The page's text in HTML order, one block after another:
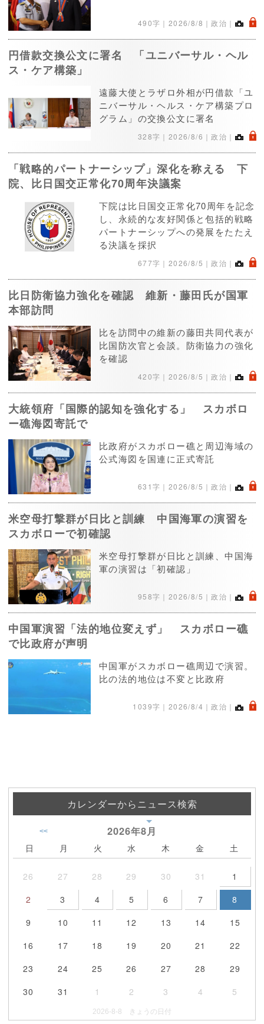
490字｜ 2026/8/8 ｜政治｜ .
円借款交換公文に署名 「ユニバーサル・ヘル
ス・ケア構築」
遠藤大使とラザロ外相が円借款「ユ
ニバーサル・ヘルス・ケア構築プロ
グラム」の交換公文に署名
328字｜ 2026/8/6 ｜政治｜ .
「戦略的パートナーシップ」深化を称える 下
院、比日国交正常化70周年決議案
下院は比日国交正常化70周年を記念
し、永続的な友好関係と包括的戦略
パートナーシップへの発展をたたえ
る決議を採択
677字｜ 2026/8/5 ｜政治｜ .
比日防衛協力強化を確認 維新・藤田氏が国軍
本部訪問
比を訪問中の維新の藤田共同代表が
比国防次官と会談。防衛協力の強化
を確認
420字｜ 2026/8/5 ｜政治｜ .
大統領府「国際的認知を強化する」 スカボロ
ー礁海図寄託で
比政府がスカボロー礁と周辺海域の
公式海図を国連に正式寄託
631字｜ 2026/8/5 ｜政治｜ .
米空母打撃群が日比と訓練 中国海軍の演習を
スカボローで初確認
米空母打撃群が日比と訓練、中国海
軍の演習は「初確認」
958字｜ 2026/8/5 ｜政治｜ .
中国軍演習「法的地位変えず」 スカボロー礁
で比政府が声明
中国軍がスカボロー礁周辺で演習。
比の法的地位は不変と比政府
1039字｜ 2026/8/4 ｜政治｜ .
カレンダーからニュース検索
2026年8月
<<
日 月 火 水 木 金 土
26 27 28 29 30 31
1
2
3 4 5 6 7
8
9
10 11 12 13 14
15
16
17 18 19 20 21
22
23
24 25 26 27 28
29
30
31 1 2 3 4 5
2026-8-8 きょうの日付